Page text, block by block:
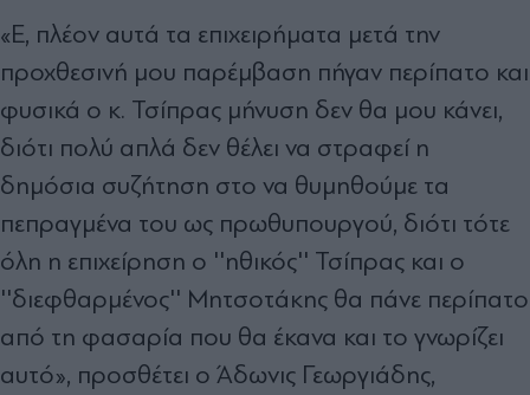
«Ε, πλέον αυτά τα επιχειρήματα μετά την
προχθεσινή μου παρέμβαση πήγαν περίπατο και
φυσικά ο κ. Τσίπρας μήνυση δεν θα μου κάνει,
διότι πολύ απλά δεν θέλει να στραφεί η
δημόσια συζήτηση στο να θυμηθούμε τα
πεπραγμένα του ως πρωθυπουργού, διότι τότε
όλη η επιχείρηση ο ''ηθικός'' Τσίπρας και ο
''διεφθαρμένος'' Μητσοτάκης θα πάνε περίπατο
από τη φασαρία που θα έκανα και το γνωρίζει
αυτό», προσθέτει ο Άδωνις Γεωργιάδης,